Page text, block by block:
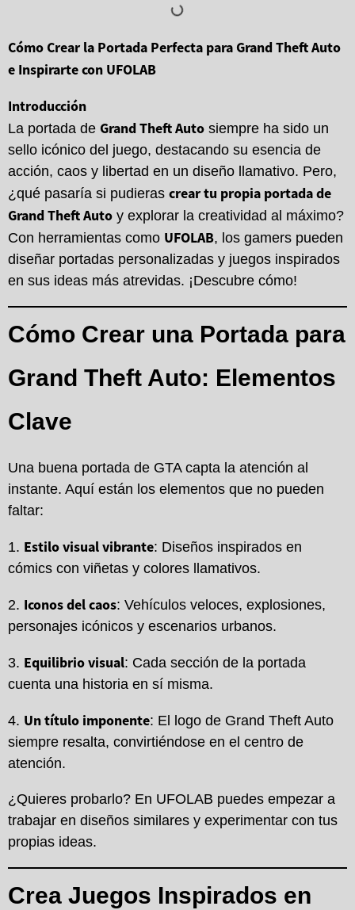
Cómo Crear la Portada Perfecta para Grand Theft Auto
e Inspirarte con UFOLAB
Introducción
La portada de Grand Theft Auto siempre ha sido un
sello icónico del juego, destacando su esencia de
acción, caos y libertad en un diseño llamativo. Pero,
¿qué pasaría si pudieras crear tu propia portada de
Grand Theft Auto y explorar la creatividad al máximo?
Con herramientas como UFOLAB, los gamers pueden
diseñar portadas personalizadas y juegos inspirados
en sus ideas más atrevidas. ¡Descubre cómo!
Cómo Crear una Portada para
Grand Theft Auto: Elementos
Clave
Una buena portada de GTA capta la atención al
instante. Aquí están los elementos que no pueden
faltar:
Estilo visual vibrante: Diseños inspirados en
cómics con viñetas y colores llamativos.
Iconos del caos: Vehículos veloces, explosiones,
personajes icónicos y escenarios urbanos.
Equilibrio visual: Cada sección de la portada
cuenta una historia en sí misma.
Un título imponente: El logo de Grand Theft Auto
siempre resalta, convirtiéndose en el centro de
atención.
¿Quieres probarlo? En UFOLAB puedes empezar a
trabajar en diseños similares y experimentar con tus
propias ideas.
Crea Juegos Inspirados en